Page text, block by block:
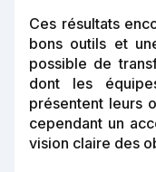
Ces résultats
bons outils et
possible de
dont les
présentent leurs
cependant un
vision claire des